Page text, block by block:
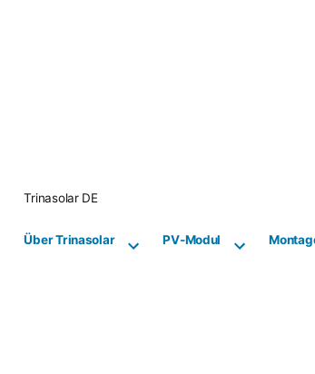
Trinasolar DE
Über Trinasolar PV-Modul